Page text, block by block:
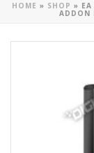
HOME » SHOP »
ADDON